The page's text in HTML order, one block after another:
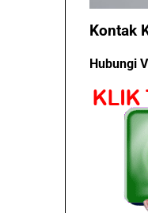
Kontak
Hubungi